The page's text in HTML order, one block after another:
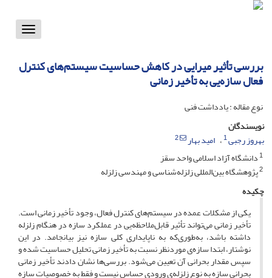
Toggle
بررسی تأثیر میرایی در کاهش حساسیت سیستم‌های کنترل
فعال سازه‌یی به تأخیر زمانی
نوع مقاله : یادداشت فنی
نویسندگان
بهروز رجبی1 امید بهار
2
1دانشگاه آزاد اسلامی واحد سقز
2پژوهشگاه بین‌المللی زلزله‌شناسی و مهندسی زلزله
چکیده
یکی از مشکلات عمده در سیستم‌های کنترل فعال، وجود تأخیر زمانی است.
تأخیر زمانی می‌تواند تأثیر قابل‌ملاحظه‌یی در عملکرد سازه در هنگام زلزله
داشته باشد، به‌طوری‌که به ناپایداری کلی سازه نیز بیانجامد. در این
نوشتار، ابتدا سازه‌ی موردنظر نسبت به تأخیر زمانی تحلیل حساسیت شده و
سپس مقدار بحرانی آن تعیین می‌شود. بررسی‌ها نشان دادند تأخیر زمانی
بحرانی سازه به نوع زلزله‌ی ورودی حساس نیست و فقط به خصوصیات سازه